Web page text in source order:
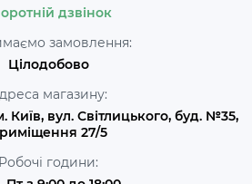
дзвінок
замовлення:
Цілодобово
магазину:
Київ, вул. Світлицького, буд. №35,
27/5
Робочі години: